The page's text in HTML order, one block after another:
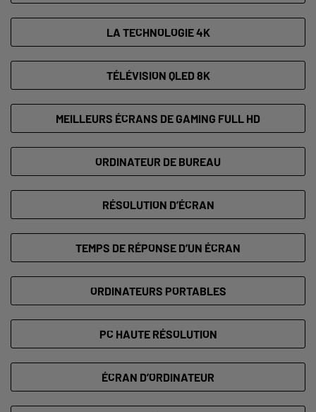
LA TECHNOLOGIE 4K
TÉLÉVISION QLED 8K
MEILLEURS ÉCRANS DE GAMING FULL HD
ORDINATEUR DE BUREAU
RÉSOLUTION D’ÉCRAN
TEMPS DE RÉPONSE D’UN ÉCRAN
ORDINATEURS PORTABLES
PC HAUTE RÉSOLUTION
ÉCRAN D’ORDINATEUR